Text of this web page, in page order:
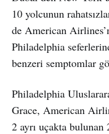
10 yolcunun
de American
Philadelphia
benzeri semptomlar
Philadelphia
Grace, American
2 ayrı uçakta